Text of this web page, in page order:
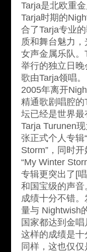
Tarja是北欧重
Tarja时期的
合了Tarja专业
质和舞台魅力
女声金属乐队
举行的独立日
歌由Tarja领唱。
2005年离开
精通歌剧唱腔
坛已经是世界最
Tarja Turunen
张正式个人专辑
Storm”，同时
“My Winter
专辑更突出了[
和国宝级的声
成绩十分不错
量与 Nightwish
国家都达到金
这样的成绩是十
同样，这也仅